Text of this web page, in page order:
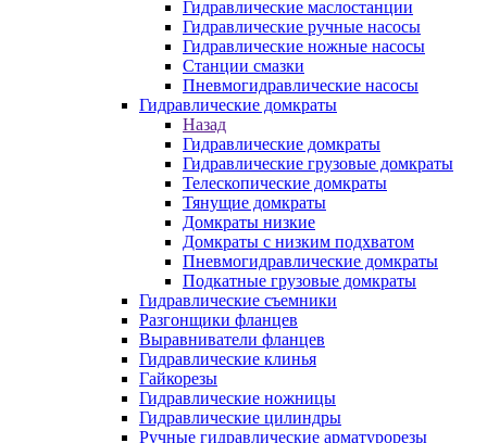
Гидравлические маслостанции
Гидравлические ручные насосы
Гидравлические ножные насосы
Станции смазки
Пневмогидравлические насосы
Гидравлические домкраты
Назад
Гидравлические домкраты
Гидравлические грузовые домкраты
Телескопические домкраты
Тянущие домкраты
Домкраты низкие
Домкраты с низким подхватом
Пневмогидравлические домкраты
Подкатные грузовые домкраты
Гидравлические съемники
Разгонщики фланцев
Выравниватели фланцев
Гидравлические клинья
Гайкорезы
Гидравлические ножницы
Гидравлические цилиндры
Ручные гидравлические арматурорезы